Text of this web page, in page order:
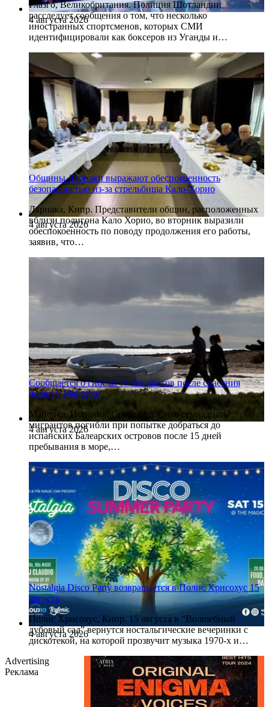
4 августа 2026
Глазго, Великобритания. Полиция Шотландии
расследует сообщения о том, что несколько
иностранных спортсменов, которых СМИ
идентифицировали как боксеров из Уганды и…
4 августа 2026
Общины Ларнаки выражают обеспокоенность
безопасностью из-за стрельбища Кало-Хорио
Ларнака, Кипр. Представители общин, расположенных
вблизи полигона Кало Хорио, во вторник выразили
обеспокоенность по поводу продолжения его работы,
заявив, что…
4 августа 2026
Сообщается о гибели 17 мигрантов после спасения
лодки у Майорки
Майорка, Испания. Сообщается, что семнадцать
мигрантов погибли при попытке добраться до
испанских Балеарских островов после 15 дней
пребывания в море,…
4 августа 2026
Nostalgia Disco Party возвращается в Полис Хрисохус 15
августа
Полис Хрисохус, Кипр. 15 августа в “Волшебный
дубовый сад” вернутся ностальгические вечеринки с
дискотекой, на которой прозвучит музыка 1970-х и…
Advertising
Реклама